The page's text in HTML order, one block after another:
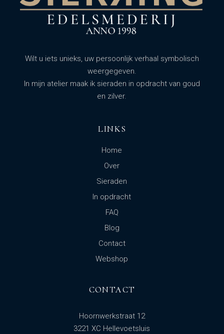
Wilt u iets unieks, uw persoonlijk verhaal symbolisch
weergegeven.
In mijn atelier maak ik sieraden in opdracht van goud
en zilver.
LINKS
Home
Over
Sieraden
In opdracht
FAQ
Blog
Contact
Webshop
CONTACT
Hoornwerkstraat 12
3221 XC Hellevoetsluis